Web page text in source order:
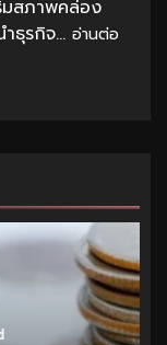
มสภาพคล่อง
ธุรกิจ... อ่านต่อ